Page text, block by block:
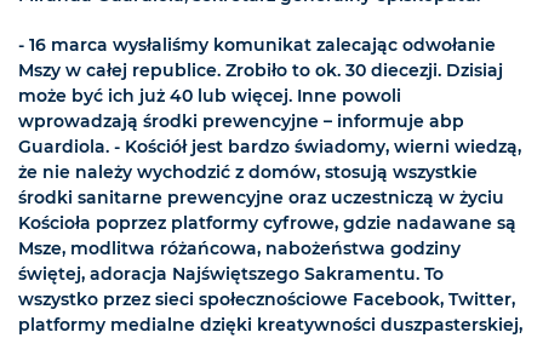
- 16 marca wysłaliśmy komunikat zalecając odwołanie
Mszy w całej republice. Zrobiło to ok. 30 diecezji. Dzisiaj
może być ich już 40 lub więcej. Inne powoli
wprowadzają środki prewencyjne – informuje abp
Guardiola. - Kościół jest bardzo świadomy, wierni wiedzą,
że nie należy wychodzić z domów, stosują wszystkie
środki sanitarne prewencyjne oraz uczestniczą w życiu
Kościoła poprzez platformy cyfrowe, gdzie nadawane są
Msze, modlitwa różańcowa, nabożeństwa godziny
świętej, adoracja Najświętszego Sakramentu. To
wszystko przez sieci społecznościowe Facebook, Twitter,
platformy medialne dzięki kreatywności duszpasterskiej,